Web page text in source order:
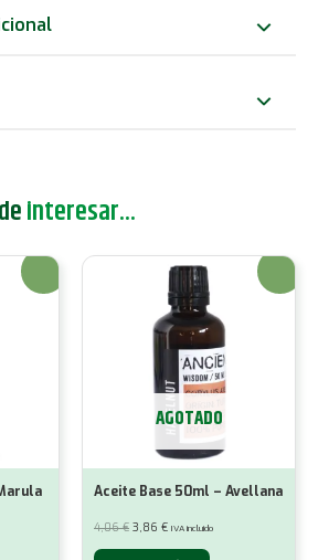
interesar...
¡Oferta! ¡Oferta!
AGOTADO
Aceite Base 50ml – Avellana
4,06€ El
precio
original
3,86 €El
actual
IVA incluido